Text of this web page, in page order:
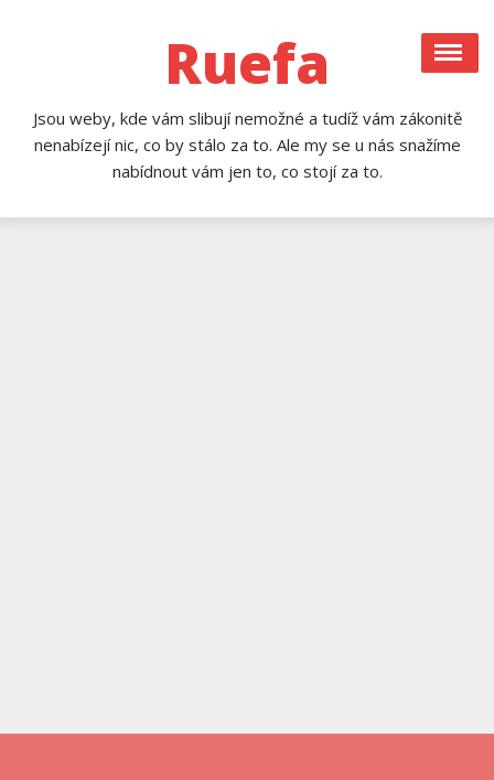
Ruefa
Jsou weby, kde vám slibují nemožné a tudíž vám zákonitě
nenabízejí nic, co by stálo za to. Ale my se u nás snažíme
nabídnout vám jen to, co stojí za to.